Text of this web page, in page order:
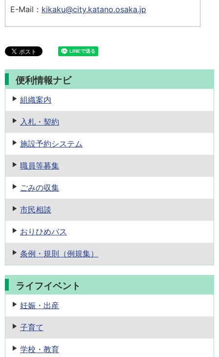
E-Mail： kikaku@city.katano.osaka.jp
便利情報ナビ
組織案内
入札・契約
施設予約システム
職員等募集
ごみの収集
市民相談
おりひめバス
条例・規則 （例規集）
ライフイベント
妊娠・出産
子育て
学校・教育